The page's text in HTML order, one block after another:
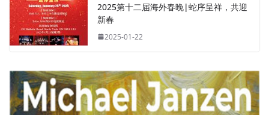
2025第十二届海外春晚|蛇序呈祥，共迎
新春
2025-01-22